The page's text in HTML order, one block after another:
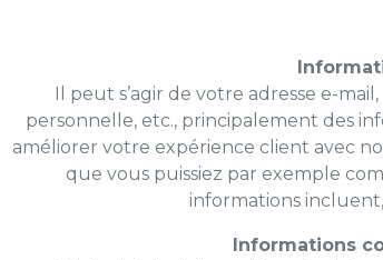
Il peut s’agir de votre adresse e-
personnelle, etc., principalement des
améliorer votre expérience client avec
que vous puissiez par exemple
informations
Informations